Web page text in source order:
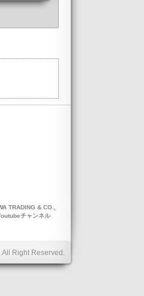
TRADING & CO.,
チャンネル
All Right Reserved.